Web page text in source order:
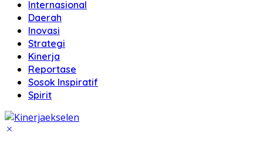
Internasional
Daerah
Inovasi
Strategi
Kinerja
Reportase
Sosok Inspiratif
Spirit